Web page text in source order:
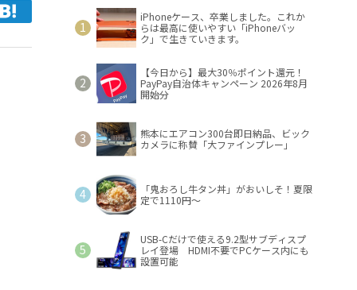
iPhoneケース、卒業しました。これか
らは最高に使いやすい「iPhoneバッ
ク」で生きていきます。
【今日から】最大30％ポイント還元！
PayPay自治体キャンペーン 2026年8月
開始分
熊本にエアコン300台即日納品、ビック
カメラに称賛「大ファインプレー」
「鬼おろし牛タン丼」がおいしそ！夏限
定で1110円～
USB-Cだけで使える9.2型サブディスプ
レイ登場 HDMI不要でPCケース内にも
設置可能